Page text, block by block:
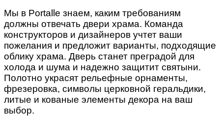
Мы в Portalle знаем, каким требованиям
должны отвечать двери храма. Команда
конструкторов и дизайнеров учтет ваши
пожелания и предложит варианты, подходящие
облику храма. Дверь станет преградой для
холода и шума и надежно защитит святыни.
Полотно украсят рельефные орнаменты,
фрезеровка, символы церковной геральдики,
литые и кованые элементы декора на ваш
выбор.